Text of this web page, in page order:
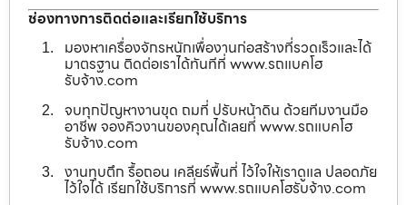
ช่องทางการติดต่อและเรียกใช้บริการ
มองหาเครื่องจักรหนักเพื่องานก่อสร้างที่รวดเร็วและได้
มาตรฐาน ติดต่อเราได้ทันทีที่ www.รถแบคโฮ
รับจ้าง.com
จบทุกปัญหางานขุด ถมที่ ปรับหน้าดิน ด้วยทีมงานมือ
อาชีพ จองคิวงานของคุณได้เลยที่ www.รถแบคโฮ
รับจ้าง.com
งานทุบตึก รื้อถอน เคลียร์พื้นที่ ไว้ใจให้เราดูแล ปลอดภัย
ไว้ใจได้ เรียกใช้บริการที่ www.รถแบคโฮรับจ้าง.com